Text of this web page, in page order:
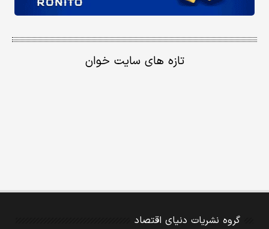
تازه های سایت خوان
گروه نشریات دنیای اقتصاد